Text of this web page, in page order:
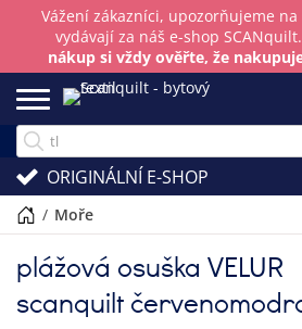
Vážení zákazníci, upozorňujeme
vydávají za náš e-shop SCANquilt.
nákup si vždy ověřte, že
ORIGINÁLNÍ E-SHOP
/ moře
plážová osuška VELUR
scanquilt